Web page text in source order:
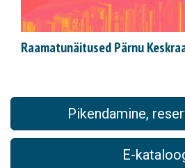
Raamatunäitused Pärnu
Pikendamine,
E-